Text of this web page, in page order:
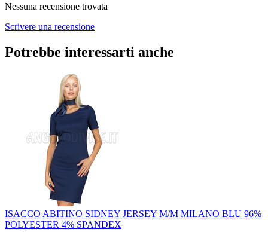
Nessuna recensione trovata
Scrivere una recensione
Potrebbe interessarti anche
ISACCO ABITINO SIDNEY JERSEY M/M MILANO BLU 96%
POLYESTER 4% SPANDEX